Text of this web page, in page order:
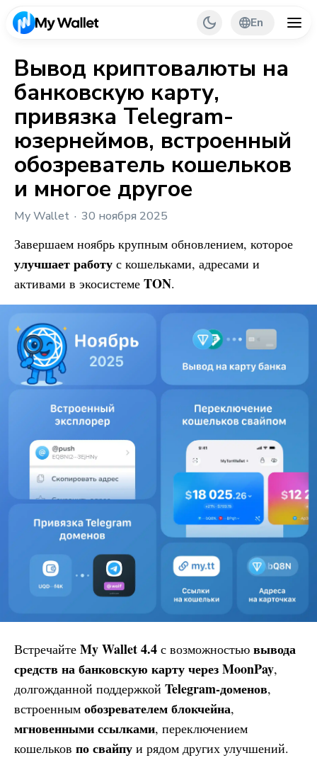
En
Back
My Wallet Tips
PR & Partnerships
Вывод криптовалюты на
банковскую карту,
привязка Telegram-
юзернеймов, встроенный
обозреватель кошельков
и многое другое
My Wallet 30 ноября 2025
Завершаем ноябрь крупным обновлением, которое
улучшает работу с кошельками, адресами и
активами в экосистеме TON.
Встречайте My Wallet4.4 с возможностью вывода
средств на банковскую карту через MoonPay,
долгожданной поддержкой Telegram-доменов,
встроенным обозревателем блокчейна,
мгновенными ссылками, переключением
кошельков по свайпу и рядом других улучшений.